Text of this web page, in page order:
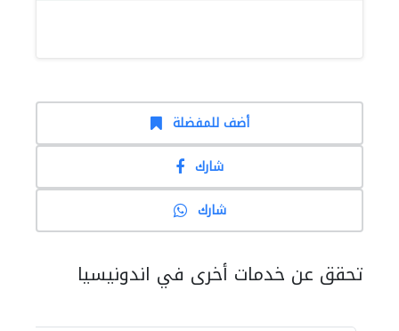
أضف للمفضلة
شارك
شارك
تحقق عن خدمات أخرى في اندونيسيا